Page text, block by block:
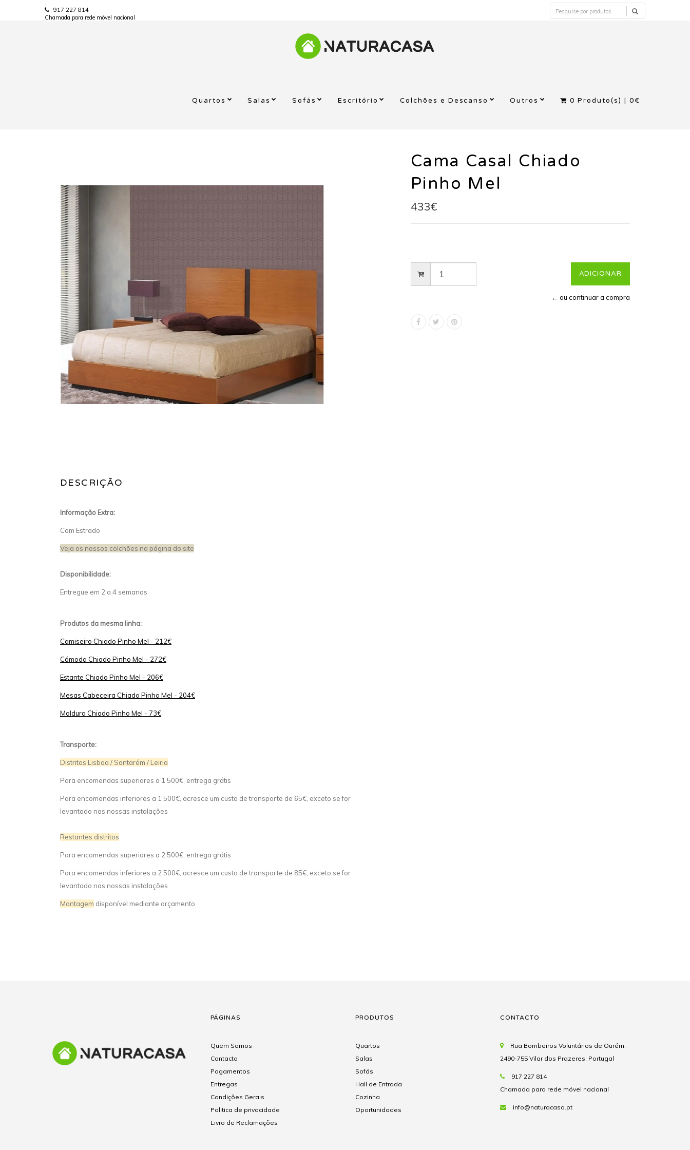
917 227 814
Chamada para rede móvel nacional
Quartos Salas Sofás Escritório Colchões e Descanso Outros 0 Produto(s) |0€
DESCRIÇÃO
Informação Extra:
Com Estrado
Veja os nossos colchões na página do site
Disponibilidade:
Entregue em 2 a 4 semanas
Produtos da mesma linha:
Camiseiro Chiado Pinho Mel - 212€
Cómoda Chiado Pinho Mel - 272€
Estante Chiado Pinho Mel - 206€
Mesas Cabeceira Chiado Pinho Mel - 204€
Moldura Chiado Pinho Mel - 73€
Transporte:
Distritos Lisboa / Santarém / Leiria
Para encomendas superiores a 1 500€, entrega grátis
Para encomendas inferiores a 1 500€, acresce um custo de transporte de 65€, exceto se for
levantado nas nossas instalações
Restantes distritos
Para encomendas superiores a 2 500€, entrega grátis
Para encomendas inferiores a 2 500€, acresce um custo de transporte de 85€, exceto se for
levantado nas nossas instalações
Montagem disponível mediante orçamento.
Cama Casal Chiado
Pinho Mel
433€
← ou continuar a compra
PÁGINAS
Quem Somos
Contacto
Pagamentos
Entregas
Condições Gerais
Politica de privacidade
Livro de Reclamações
PRODUTOS
Quartos
Salas
Sofás
Hall de Entrada
Cozinha
Oportunidades
CONTACTO
Rua Bombeiros Voluntários de Ourém,
2490-755 Vilar dos Prazeres, Portugal
917 227 814
Chamada para rede móvel nacional
info@naturacasa.pt